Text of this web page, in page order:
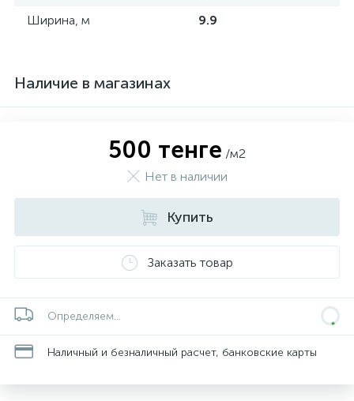
Ширина, м
9.9
Наличие в магазинах
500 тенге /м2
Нет в наличии
Купить
Заказать товар
Определяем...
Наличный и безналичный расчет, банковские карты